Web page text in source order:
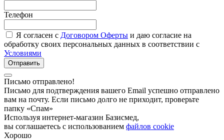
Телефон
Я согласен с Договором Оферты и даю согласие на
обработку своих персональных данных в соответствии с
Условиями
Отправить
Письмо отправлено!
Письмо для подтверждения вашего Email успешно отправлено
вам на почту. Если письмо долго не приходит, проверьте
папку «Спам»
Используя интернет-магазин Базисмед,
вы соглашаетесь с использованием файлов cookie
Хорошо